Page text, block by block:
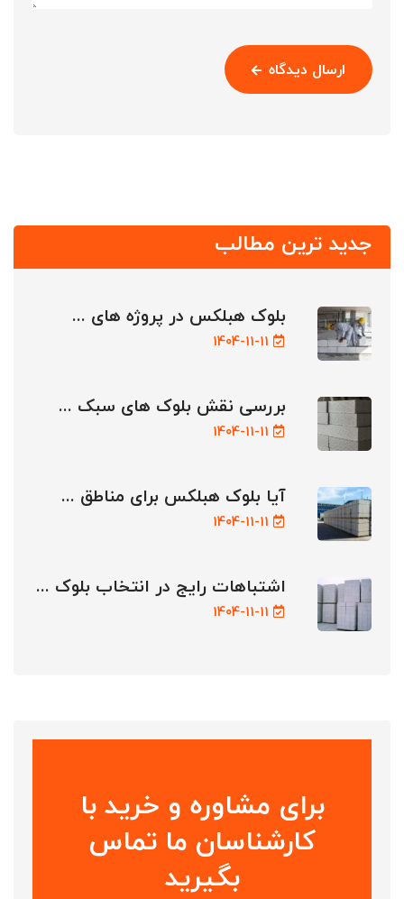
ارسال دیدگاه
جدید ترین مطالب
بلوک هبلکس در پروژه های ...
1404-11-11
بررسی نقش بلوک های سبک ...
1404-11-11
آیا بلوک هبلکس برای مناطق ...
1404-11-11
اشتباهات رایج در انتخاب بلوک ...
1404-11-11
برای مشاوره و خرید با
کارشناسان ما تماس
بگیرید